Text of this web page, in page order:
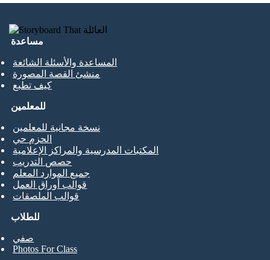
مساعدة
المساعدة والأسئلة الشائعة
منشئ القصة المصورة
كيف تطبع
للطلاب
صفي
Photos For Class
للمعلمين
نسخة مجانية للمعلمين
الحزم حي
المكتبات المدرسية والمراكز الإعلامية
حصص التدريب
جميع الموارد المعلم
قوالب أوراق العمل
قوالب الملصقات